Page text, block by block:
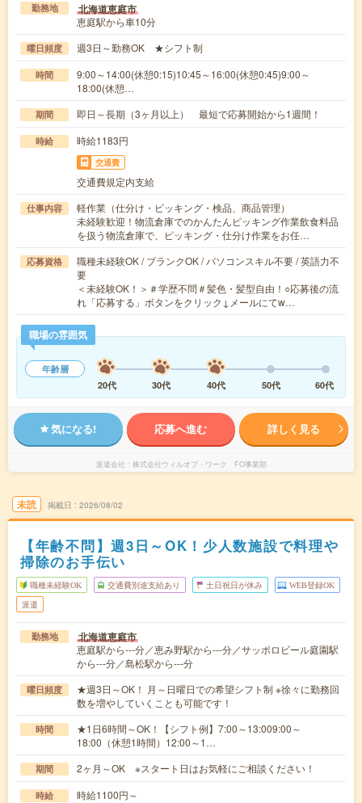
勤務地 北海道恵庭市
恵庭駅から車10分
曜日頻度 週3日～勤務OK ★シフト制
時間
9:00～14:00(休憩0:15)10:45～16:00(休憩0:45)9:00～
18:00(休憩…
期間 即日～長期（3ヶ月以上） 最短で応募開始から1週間！
時給 時給1183円
交通費
交通費規定内支給
仕事内容
軽作業（仕分け・ピッキング・検品、商品管理）
未経験歓迎！物流倉庫でのかんたんピッキング作業飲食料品
を扱う物流倉庫で、ピッキング・仕分け作業をお任…
応募資格
職種未経験OK / ブランクOK / パソコンスキル不要 / 英語力不
要
＜未経験OK！＞＃学歴不問＃髪色・髪型自由！○応募後の流
れ「応募する」ボタンをクリック↓メールにてw…
職場の雰囲気
年齢層
20代
30代 40代 50代 60代
気になる! 応募へ進む 詳しく見る
派遣会社 株式会社ウィルオブ・ワーク FO事業部
未読 掲載日 2026/08/02
【年齢不問】週3日～OK！少人数施設で料理や
掃除のお手伝い
職種未経験OK 交通費別途支給あり 土日祝日が休み WEB登録OK
派遣
勤務地 北海道恵庭市
恵庭駅から---分／恵み野駅から---分／サッポロビール庭園駅
から---分／島松駅から---分
曜日頻度
★週3日～OK！ 月～日曜日での希望シフト制 ※徐々に勤務回
数を増やしていくことも可能です！
時間
★1日6時間～OK！【シフト例】7:00～13:009:00～
18:00（休憩1時間）12:00～1…
期間 2ヶ月～OK ※スタート日はお気軽にご相談ください！
時給 時給1100円～